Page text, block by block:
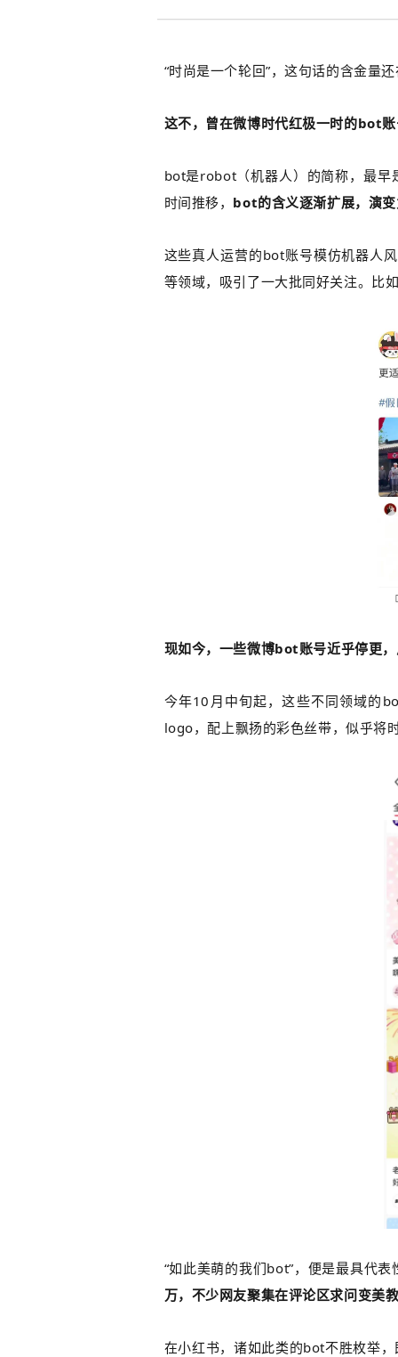
“时尚是一个轮回”，这句话的含金量
这不，曾在微博时代红极一时的bot账
bot是robot（机器人）的简称，最早
时间推移， bot的含义逐渐扩展，演
这些真人运营的bot账号模仿机器人
等领域，吸引了一大批同好关注。比
现如今，一些微博bot账号近乎停更
今年10月中旬起，这些不同领域的
logo，配上飘扬的彩色丝带，似乎将
“如此美萌的我们bot”，便是最具代表
万，不少网友聚集在评论区求问变美
在小红书，诸如此类的bot不胜枚举